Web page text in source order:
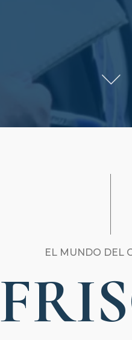
EL MUNDO DEL